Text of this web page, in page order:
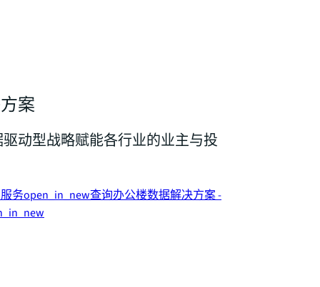
案
动型战略赋能各行业的业主与投
务open_in_new查询办公楼数据解决方案 -